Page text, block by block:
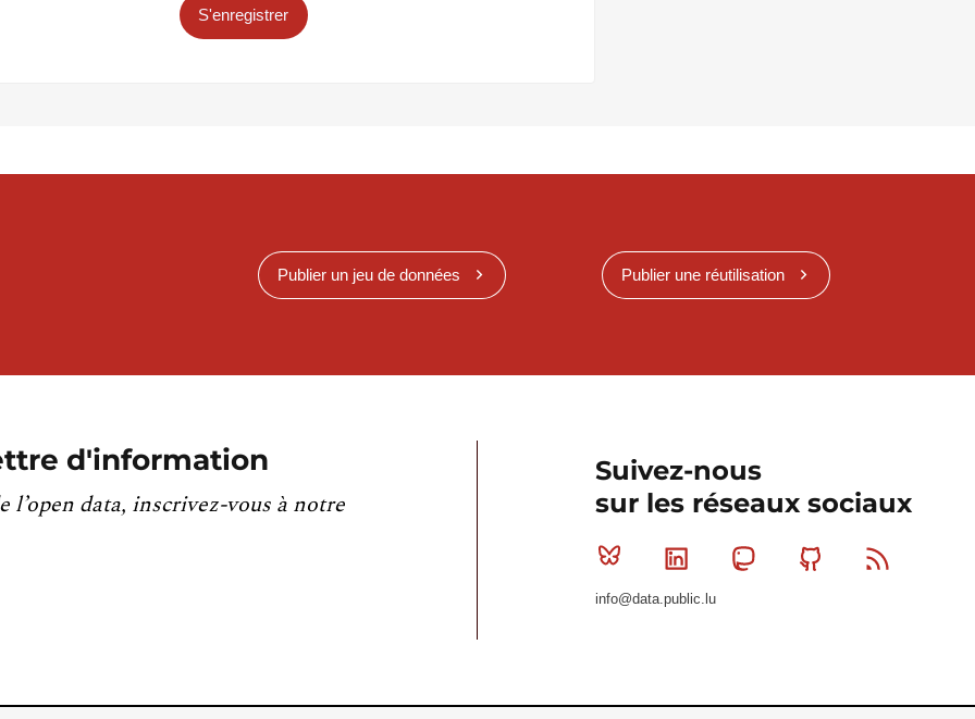
S'enregistrer
Publier un jeu de données Publier une réutilisation
d'information
l’open data, inscrivez-vous à notre
Suivez-nous
sur les réseaux sociaux
Bluesky Linkedin MastodonGithub
info@data.public.lu